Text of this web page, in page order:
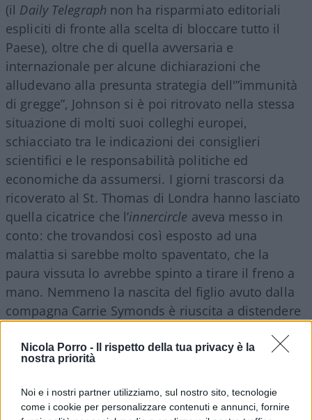
Nicola Porro -
Il rispetto della tua privacy è la
nostra priorità
Noi e i nostri partner utilizziamo, sul nostro sito, tecnologie
come i cookie per personalizzare contenuti e annunci, fornire
(il Daily Telegraph non ha risparmiato editoriali
espliciti di fronte alla scelta di bloccare tutto il
Paese), oltre che di quella avversaria e
internazionale per alcune dichiarazioni che
alludevano alla presunta strategia dell'”immunità
di gregge”, Johnson si è poi ritrovato nella stessa
situazione di molti suoi colleghi europei,
schiacciato tra le indicazioni dei consiglieri
scientifici e le responsabilità politiche ed
economiche da assumersi. I giorni trascorsi da
ricoverato al St. Thomas di Londra hanno lasciato
quella cicatrice che l’innercircle aveva messo in
conto: che trovandosi così esposto ad una
malattia si sarebbe molto spaventato, che la
paura vissuta lo avrebbe spinto a tirare il freno a
mano. Nemmeno la nascita del figlio avuto dalla
compagna Carrie Symonds è riuscita a distendere
Dalla compostezza iniziale al grattacapo Cummings
Illockdowndall’opinione pubblica britannica è